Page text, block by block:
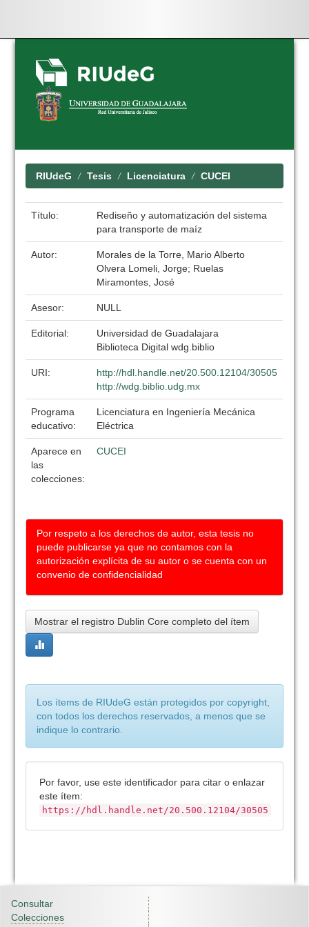
Skip
navigation
RIUdeG Tesis Licenciatura CUCEI
Título:
Rediseño y automatización del sistema
para transporte de maíz
Autor:
Morales de la Torre, Mario Alberto
Olvera Lomeli, Jorge; Ruelas
Miramontes, José
Asesor: NULL
Editorial:
Universidad de Guadalajara
Biblioteca Digital wdg.biblio
URI:
http://hdl.handle.net/20.500.12104/30505
http://wdg.biblio.udg.mx
Programa
educativo:
Licenciatura en Ingeniería Mecánica
Eléctrica
Aparece en
las
colecciones:
CUCEI
Por respeto a los derechos de autor, esta tesis no
puede publicarse ya que no contamos con la
autorización explícita de su autor o se cuenta con un
convenio de confidencialidad
Mostrar el registro Dublin Core completo del ítem
Los ítems de RIUdeG están protegidos por copyright,
con todos los derechos reservados, a menos que se
indique lo contrario.
Por favor, use este identificador para citar o enlazar
este ítem:
https://hdl.handle.net/20.500.12104/30505
Consultar
Colecciones